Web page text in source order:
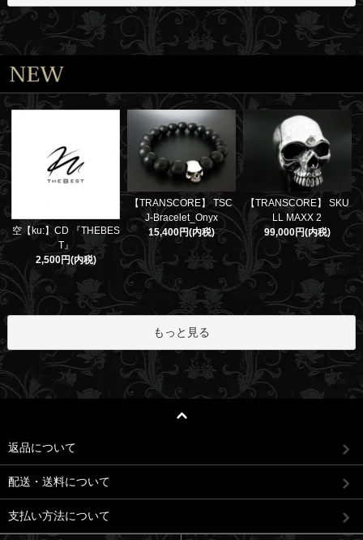
空【ku:】CD 『THEBES
T』
2,500円(内税)
【TRANSCORE】 TSC
J-Bracelet_Onyx
15,400円(内税)
【TRANSCORE】 SKU
LL MAXX 2
99,000円(内税)
もっと見る
返品について
配送・送料について
支払い方法について